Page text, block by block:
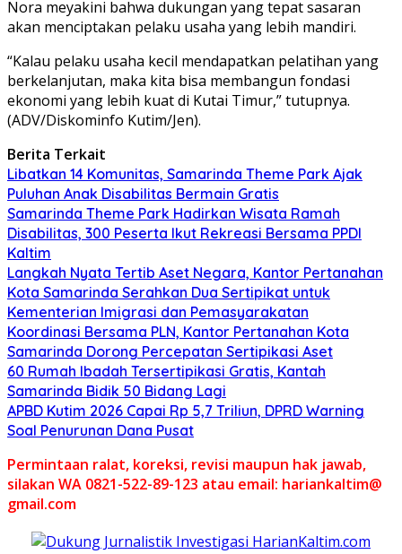
Nora meyakini bahwa dukungan yang tepat sasaran
akan menciptakan pelaku usaha yang lebih mandiri.
“Kalau pelaku usaha kecil mendapatkan pelatihan yang
berkelanjutan, maka kita bisa membangun fondasi
ekonomi yang lebih kuat di Kutai Timur,” tutupnya.
(ADV/Diskominfo Kutim/Jen).
Berita Terkait
Libatkan 14 Komunitas, Samarinda Theme Park Ajak
Puluhan Anak Disabilitas Bermain Gratis
Samarinda Theme Park Hadirkan Wisata Ramah
Disabilitas, 300 Peserta Ikut Rekreasi Bersama PPDI
Kaltim
Langkah Nyata Tertib Aset Negara, Kantor Pertanahan
Kota Samarinda Serahkan Dua Sertipikat untuk
Kementerian Imigrasi dan Pemasyarakatan
Koordinasi Bersama PLN, Kantor Pertanahan Kota
Samarinda Dorong Percepatan Sertipikasi Aset
60 Rumah Ibadah Tersertipikasi Gratis, Kantah
Samarinda Bidik 50 Bidang Lagi
APBD Kutim 2026 Capai Rp 5,7 Triliun, DPRD Warning
Soal Penurunan Dana Pusat
Permintaan ralat, koreksi, revisi maupun hak jawab,
silakan WA 0821-522-89-123 atau email: hariankaltim@
gmail.com